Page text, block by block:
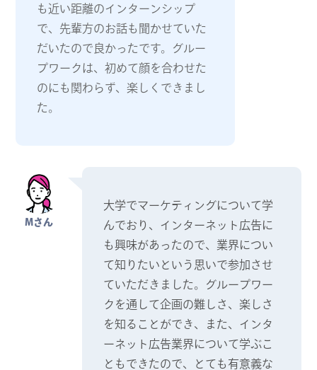
も近い距離のインターンシップ
で、先輩方のお話も聞かせていた
だいたので良かったです。グルー
プワークは、初めて顔を合わせた
のにも関わらず、楽しくできまし
た。
Mさん
大学でマーケティングについて学
んでおり、インターネット広告に
も興味があったので、業界につい
て知りたいという思いで参加させ
ていただきました。グループワー
クを通して企画の難しさ、楽しさ
を知ることができ、また、インタ
ーネット広告業界について学ぶこ
ともできたので、とても有意義な